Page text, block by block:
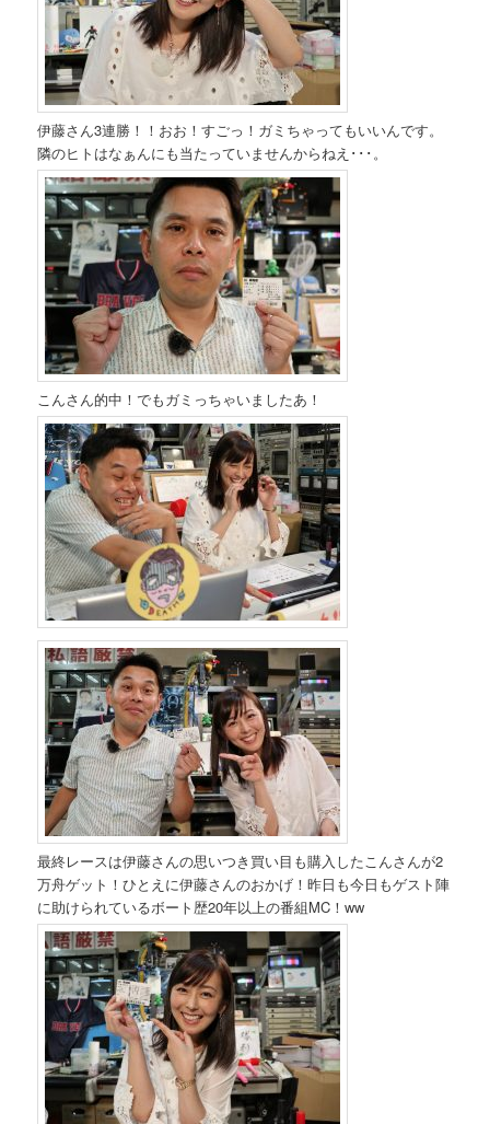
伊藤さん3連勝！！おお！すごっ！ガミちゃってもいいんです。
隣のヒトはなぁんにも当たっていませんからねえ･･･。
こんさん的中！でもガミっちゃいましたあ！
最終レースは伊藤さんの思いつき買い目も購入したこんさんが2
万舟ゲット！ひとえに伊藤さんのおかげ！昨日も今日もゲスト陣
に助けられているボート歴20年以上の番組MC！ww